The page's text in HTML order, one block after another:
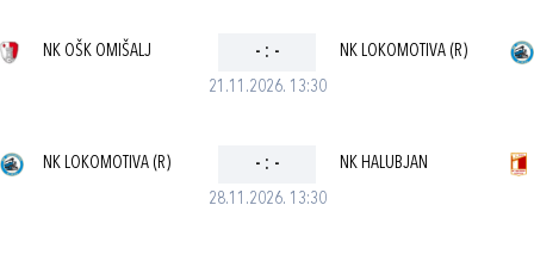
21.11.2026. 13:30
NK OŠK OMIŠALJ - : - NK LOKOMOTIVA (R)
28.11.2026. 13:30
NK LOKOMOTIVA (R) - : - NK HALUBJAN